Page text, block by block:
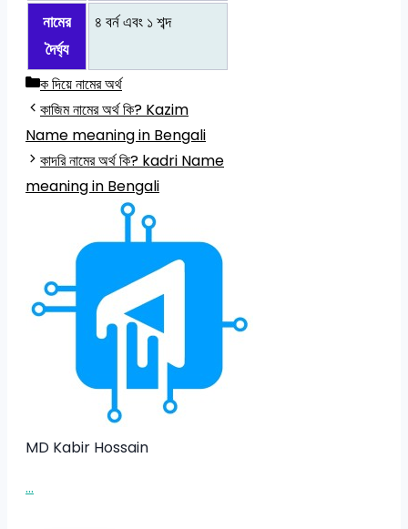
নামের
দৈর্ঘ্য
৪ বর্ন এবং ১ শব্দ
Categories
ক দিয়ে নামের অর্থ
কাজিম নামের অর্থ কি? Kazim
Name meaning in Bengali
কাদরি নামের অর্থ কি? kadri Name
meaning in Bengali
MD Kabir Hossain
...